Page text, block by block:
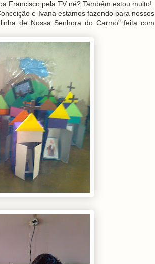
Francisco pela TV né? Também estou muito!
e Ivana estamos fazendo para nossos
de Nossa Senhora do Carmo" feita com